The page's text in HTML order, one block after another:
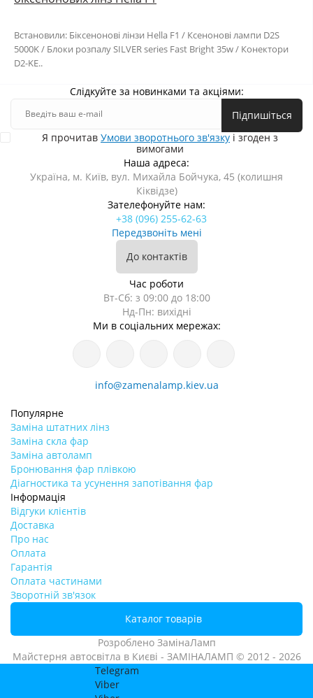
Встановили: Біксенонові лінзи Hella F1 / Ксенонові лампи D2S
5000K / Блоки розпалу SILVER series Fast Bright 35w / Конектори
D2-KE..
Слідкуйте за новинками та акціями:
Підпишіться
Я прочитав Умови зворотнього зв'язку і згоден з
вимогами
Наша адреса:
Україна, м. Київ, вул. Михайла Бойчука, 45 (колишня
Кіквідзе)
Зателефонуйте нам:
+38 (096) 255-62-63
Передзвоніть мені
До контактів
Час роботи
Вт-Сб: з 09:00 до 18:00
Нд-Пн: вихідні
Ми в соціальних мережах:
info@zamenalamp.kiev.ua
Популярне
Заміна штатних лінз
Заміна скла фар
Заміна автоламп
Бронювання фар плівкою
Діагностика та усунення запотівання фар
Інформація
Відгуки клієнтів
Доставка
Про нас
Оплата
Гарантія
Оплата частинами
Зворотній зв'язок
Каталог товарів
Розроблено ЗамінаЛамп
Майстерня автосвітла в Києві - ЗАМІНАЛАМП © 2012 - 2026
Telegram
Viber